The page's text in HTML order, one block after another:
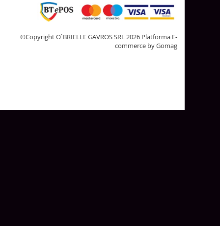
©Copyright O`BRIELLE GAVROS SRL 2026 Platforma E-
commerce by Gomag